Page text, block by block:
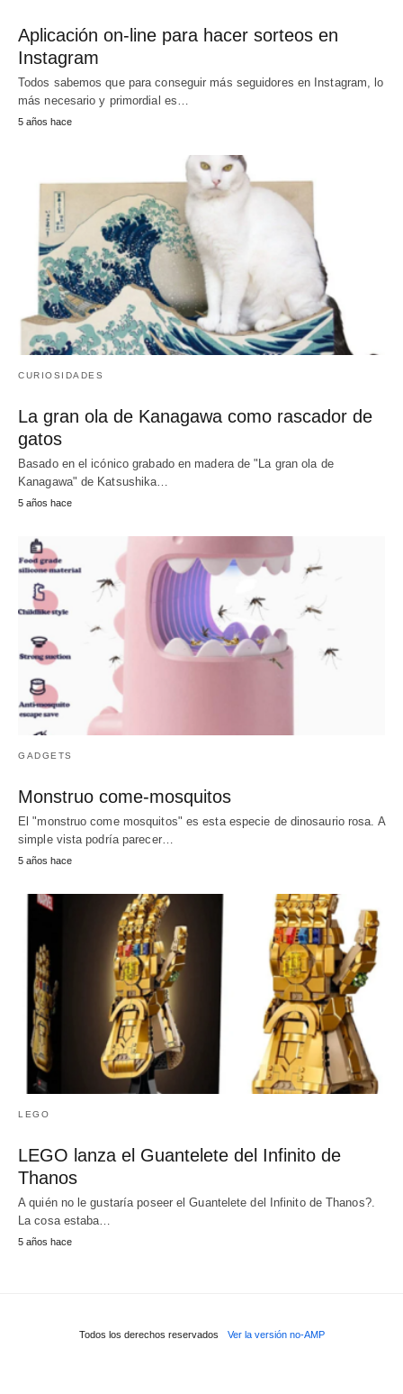
Aplicación on-line para hacer sorteos en
Instagram
Todos sabemos que para conseguir más seguidores en Instagram, lo
más necesario y primordial es…
5 años hace
CURIOSIDADES
La gran ola de Kanagawa como rascador de
gatos
Basado en el icónico grabado en madera de "La gran ola de
Kanagawa" de Katsushika…
5 años hace
GADGETS
Monstruo come-mosquitos
El "monstruo come mosquitos" es esta especie de dinosaurio rosa. A
simple vista podría parecer…
5 años hace
LEGO
LEGO lanza el Guantelete del Infinito de
Thanos
A quién no le gustaría poseer el Guantelete del Infinito de Thanos?.
La cosa estaba…
5 años hace
Todos los derechos reservados Ver la versión no-AMP